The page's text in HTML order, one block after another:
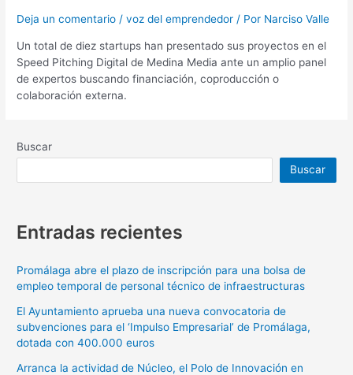
Deja un comentario /voz del emprendedor / Por Narciso Valle
Un total de diez startups han presentado sus proyectos en el
Speed Pitching Digital de Medina Media ante un amplio panel
de expertos buscando financiación, coproducción o
colaboración externa.
Buscar
Buscar
Entradas recientes
Promálaga abre el plazo de inscripción para una bolsa de
empleo temporal de personal técnico de infraestructuras
El Ayuntamiento aprueba una nueva convocatoria de
subvenciones para el ‘Impulso Empresarial’ de Promálaga,
dotada con 400.000 euros
Arranca la actividad de Núcleo, el Polo de Innovación en